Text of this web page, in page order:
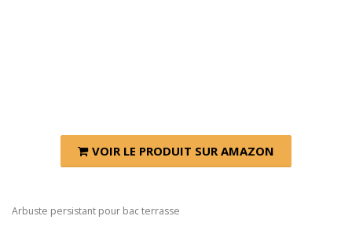
VOIR LE PRODUIT SUR AMAZON
Arbuste persistant pour bac terrasse